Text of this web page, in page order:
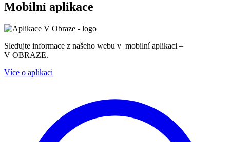
Mobilní aplikace
Sledujte informace z našeho webu v mobilní aplikaci –
V OBRAZE.
Více o aplikaci